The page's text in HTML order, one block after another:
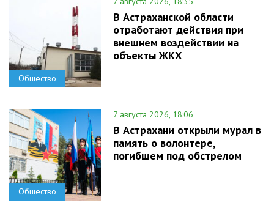
Общество
В Астраханской области
отработают действия при
внешнем воздействии на
объекты ЖКХ
Общество
7 августа 2026, 18:06
В Астрахани открыли мурал в
память о волонтере,
погибшем под обстрелом